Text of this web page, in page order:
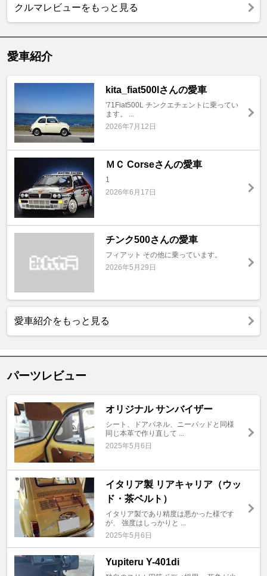
クルマレビューをもっと見る
愛車紹介
kita_fiat500lさんの愛車
'71Fiat500L チンクエチェントに乗ってい
ます。 ...
2026年7月12日
ＭＣ Corseさんの愛車
1
2026年6月17日
チンク500さんの愛車
フィアット その他に乗っています。
2026年5月29日
愛車紹介をもっと見る
パーツレビュー
オリジナル サンバイザー
シート、ドアパネル、ニーパッドと同様
同じ本革で作り直して ...
2025年5月6日
イタリア製 リアキャリア（ウッ
ド・茶ベルト）
イタリア製であり精度は悪かった様です
が、 強度はしっかりと ...
2025年5月6日
Yupiteru Y-401di